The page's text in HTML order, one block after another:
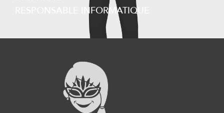
RESPONSABLE INFORMATIQUE